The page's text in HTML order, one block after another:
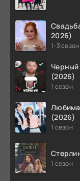
2026)
1-3 сезон
(2026)
1 сезон
(2026)
1 сезон
1 сезон